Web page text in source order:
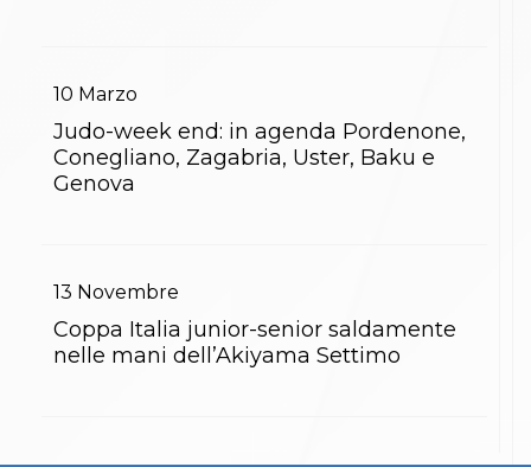
10 Marzo
Judo-week end: in agenda Pordenone,
Conegliano, Zagabria, Uster, Baku e
Genova
13 Novembre
Coppa Italia junior-senior saldamente
nelle mani dell’Akiyama Settimo